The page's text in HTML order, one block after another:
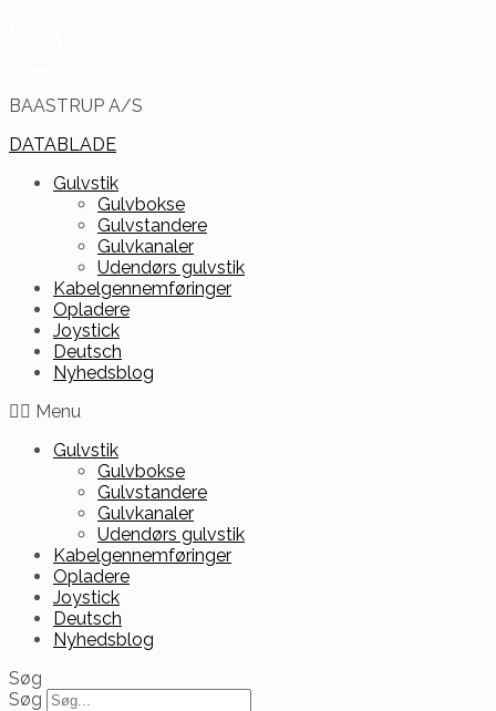
BAASTRUP A/S
DATABLADE
Gulvstik
Gulvbokse
Gulvstandere
Gulvkanaler
Udendørs gulvstik
Kabelgennemføringer
Opladere
Joystick
Deutsch
Nyhedsblog
Menu
Gulvstik
Gulvbokse
Gulvstandere
Gulvkanaler
Udendørs gulvstik
Kabelgennemføringer
Opladere
Joystick
Deutsch
Nyhedsblog
Søg
Søg